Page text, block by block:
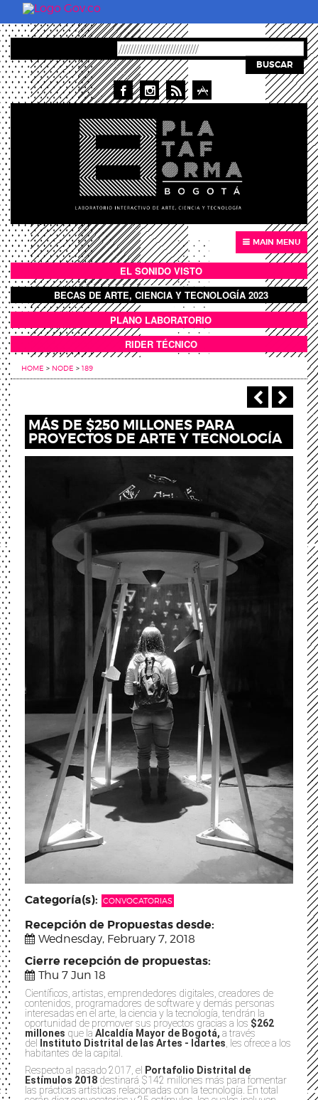
Skip to main content
BUSCAR
MAIN MENU
BOTÓN SONIDO VISTO
EL SONIDO VISTO
BOTON DOMO LLENO
BECAS DE ARTE, CIENCIA Y TECNOLOGÍA 2023
ANEXOS
PLANO LABORATORIO
RIDER TÉCNICO
HOME > NODE > 189
‹
MÁS DE $250 MILLONES PARA
PROYECTOS DE ARTE Y TECNOLOGÍA
Categoría(s): CONVOCATORIAS
Recepción de Propuestas desde:
Wednesday, February 7, 2018
Cierre recepción de propuestas:
Thu 7 Jun 18
Científicos, artistas, emprendedores digitales, creadores de
contenidos, programadores de software y demás personas
interesadas en el arte, la ciencia y la tecnología, tendrán la
oportunidad de promover sus proyectos gracias a los $262
millones que la Alcaldía Mayor de Bogotá, a través
del
Instituto Distrital de las Artes - Idartes, les ofrece a los
habitantes de la capital.
Respecto al pasado 2017, el Portafolio Distrital de
Estímulos 2018 destinará $142 millones más para fomentar
las prácticas artísticas relacionadas con la tecnología. En total